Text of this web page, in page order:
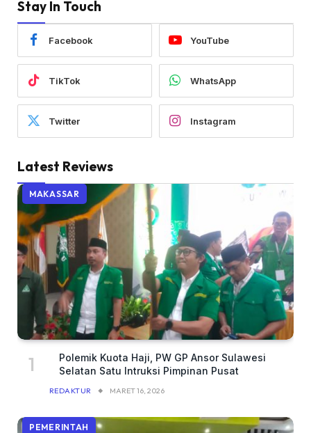
Stay In Touch
Facebook YouTube
TikTok WhatsApp
Twitter Instagram
Latest Reviews
MAKASSAR
Polemik Kuota Haji, PW GP Ansor Sulawesi
Selatan Satu Intruksi Pimpinan Pusat
REDAKTUR MARET 16, 2026
PEMERINTAH